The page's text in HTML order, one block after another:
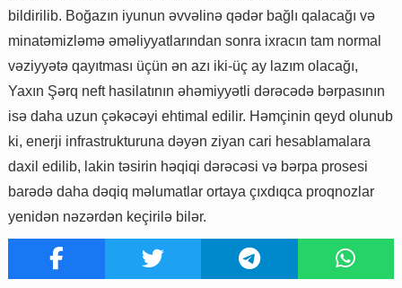
bildirilib. Boğazın iyunun əvvəlinə qədər bağlı qalacağı və
minatəmizləmə əməliyyatlarından sonra ixracın tam normal
vəziyyətə qayıtması üçün ən azı iki-üç ay lazım olacağı,
Yaxın Şərq neft hasilatının əhəmiyyətli dərəcədə bərpasının
isə daha uzun çəkəcəyi ehtimal edilir. Həmçinin qeyd olunub
ki, enerji infrastrukturuna dəyən ziyan cari hesablamalara
daxil edilib, lakin təsirin həqiqi dərəcəsi və bərpa prosesi
barədə daha dəqiq məlumatlar ortaya çıxdıqca proqnozlar
yenidən nəzərdən keçirilə bilər.